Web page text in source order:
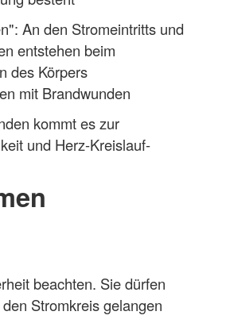
An den Stromeintritts und
entstehen beim
des Körpers
mit Brandwunden
kommt es zur
und Herz-Kreislauf-
beachten. Sie dürfen
Stromkreis gelangen